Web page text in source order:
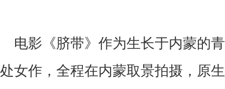
电影《脐带》作为生长于内蒙的
处女作，全程在内蒙取景拍摄，原